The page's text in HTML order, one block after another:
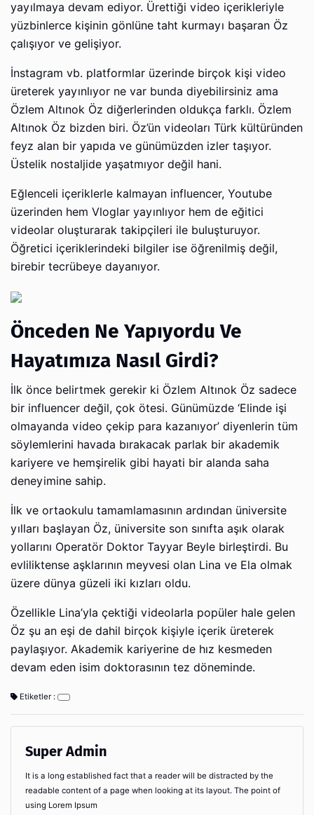
yayılmaya devam ediyor. Ürettiği video içerikleriyle
yüzbinlerce kişinin gönlüne taht kurmayı başaran Öz
çalışıyor ve gelişiyor.
İnstagram vb. platformlar üzerinde birçok kişi video
üreterek yayınlıyor ne var bunda diyebilirsiniz ama
Özlem Altınok Öz diğerlerinden oldukça farklı. Özlem
Altınok Öz bizden biri. Öz’ün videoları Türk kültüründen
feyz alan bir yapıda ve günümüzden izler taşıyor.
Üstelik nostaljide yaşatmıyor değil hani.
Eğlenceli içeriklerle kalmayan influencer, Youtube
üzerinden hem Vloglar yayınlıyor hem de eğitici
videolar oluşturarak takipçileri ile buluşturuyor.
Öğretici içeriklerindeki bilgiler ise öğrenilmiş değil,
birebir tecrübeye dayanıyor.
Önceden Ne Yapıyordu Ve
Hayatımıza Nasıl Girdi?
İlk önce belirtmek gerekir ki Özlem Altınok Öz sadece
bir influencer değil, çok ötesi. Günümüzde ‘Elinde işi
olmayanda video çekip para kazanıyor’ diyenlerin tüm
söylemlerini havada bırakacak parlak bir akademik
kariyere ve hemşirelik gibi hayati bir alanda saha
deneyimine sahip.
İlk ve ortaokulu tamamlamasının ardından üniversite
yılları başlayan Öz, üniversite son sınıfta aşık olarak
yollarını Operatör Doktor Tayyar Beyle birleştirdi. Bu
evliliktense aşklarının meyvesi olan Lina ve Ela olmak
üzere dünya güzeli iki kızları oldu.
Özellikle Lina’yla çektiği videolarla popüler hale gelen
Öz şu an eşi de dahil birçok kişiyle içerik üreterek
paylaşıyor. Akademik kariyerine de hız kesmeden
devam eden isim doktorasının tez döneminde.
Etiketler :
Super Admin
It is a long established fact that a reader will be distracted by the
readable content of a page when looking at its layout. The point of
using Lorem Ipsum